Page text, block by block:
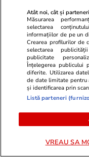
la sat: o țară
renovarea
Muzică și Filme
Peste
„Odiseea” al lui
Știri Externe
Vladimir Putin a
Atât noi, cât și
Măsurarea
selectarea
informațiilor de pe un
Crearea profilurilor de
selectarea
publicitate
Înțelegerea
diferite. Utilizarea
de date limitate pentru
și identificarea prin
Listă parteneri
VREAU SA